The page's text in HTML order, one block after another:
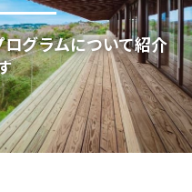
グラムについて紹介